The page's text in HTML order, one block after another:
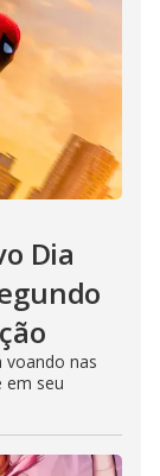
Dia
voando nas
em seu